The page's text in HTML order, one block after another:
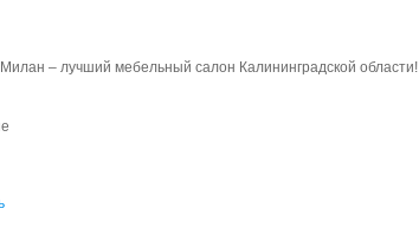
– лучший мебельный салон Калининградской области!